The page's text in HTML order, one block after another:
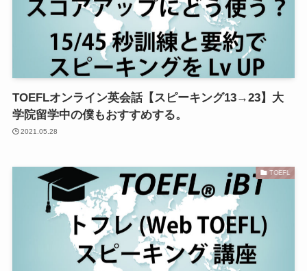
TOEFLオンライン英会話【スピーキング13→23】大
学院留学中の僕もおすすめする。
2021.05.28
TOEFL